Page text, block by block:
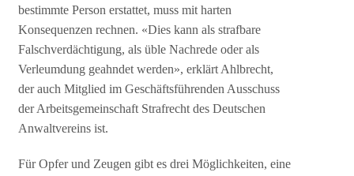
bestimmte Person erstattet, muss mit harten
Konsequenzen rechnen. «Dies kann als strafbare
Falschverdächtigung, als üble Nachrede oder als
Verleumdung geahndet werden», erklärt Ahlbrecht,
der auch Mitglied im Geschäftsführenden Ausschuss
der Arbeitsgemeinschaft Strafrecht des Deutschen
Anwaltvereins ist.
Für Opfer und Zeugen gibt es drei Möglichkeiten, eine